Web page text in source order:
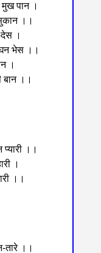
मुख पान ।
।।
देस ।
भेस ।।
।
बान ।।
।।
।
।।
तारे ।।